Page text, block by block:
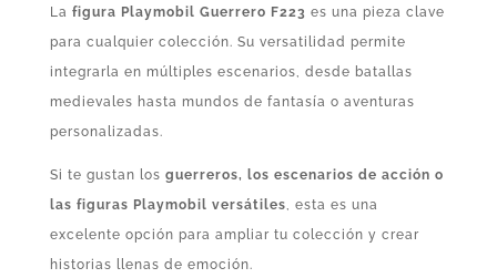
La figura Playmobil Guerrero F223 es una pieza clave
para cualquier colección. Su versatilidad permite
integrarla en múltiples escenarios, desde batallas
medievales hasta mundos de fantasía o aventuras
personalizadas.
Si te gustan los guerreros, los escenarios de acción o
las figuras Playmobil versátiles, esta es una
excelente opción para ampliar tu colección y crear
historias llenas de emoción.